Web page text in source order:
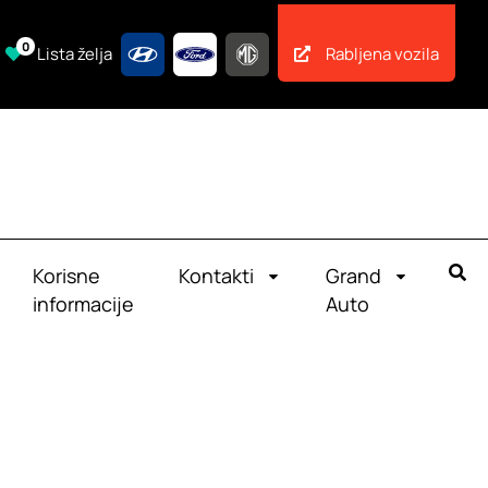
0 Lista želja Rabljena vozila
Korisne
informacije
Kontakti
Grand
Auto